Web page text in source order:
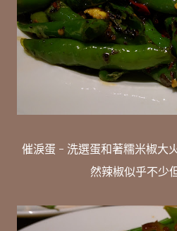
催淚蛋 - 洗選蛋和著糯米椒大
然辣椒似乎不少